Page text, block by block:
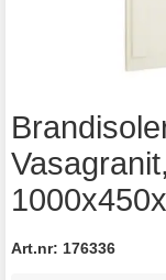
Art.nr: 176336